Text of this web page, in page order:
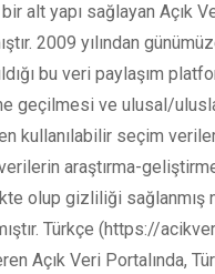
alt yapı sağlayan Açık
2009 yılından
bu veri paylaşım
geçilmesi ve ulusal/
kullanılabilir seçim
araştırma-
olup gizliliği
Türkçe (https://
Açık Veri Portalında,